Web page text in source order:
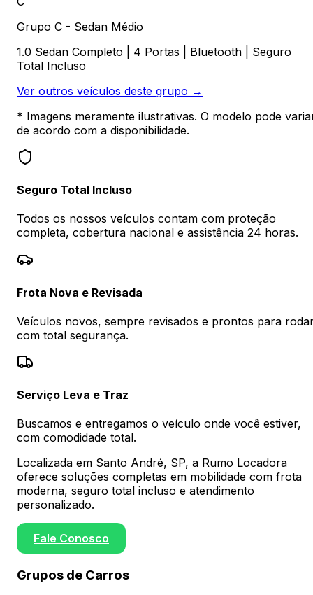
Grupo C - Sedan Médio
1.0 Sedan Completo | 4 Portas | Bluetooth | Seguro
Total Incluso
Ver outros veículos deste grupo →
* Imagens meramente ilustrativas. O modelo pode
de acordo com a disponibilidade.
Seguro Total Incluso
Todos os nossos veículos contam com proteção
completa, cobertura nacional e assistência 24 horas.
Frota Nova e Revisada
Veículos novos, sempre revisados e prontos para
com total segurança.
Serviço Leva e Traz
Buscamos e entregamos o veículo onde você estiver,
com comodidade total.
Localizada em Santo André, SP, a Rumo Locadora
oferece soluções completas em mobilidade com frota
moderna, seguro total incluso e atendimento
personalizado.
Fale Conosco
Grupos de Carros